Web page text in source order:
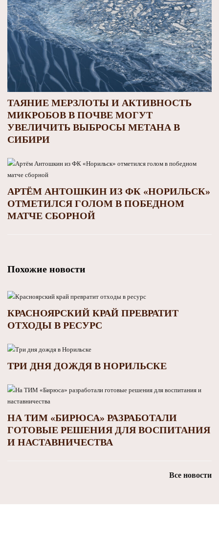
ТАЯНИЕ МЕРЗЛОТЫ И АКТИВНОСТЬ
МИКРОБОВ В ПОЧВЕ МОГУТ
УВЕЛИЧИТЬ ВЫБРОСЫ МЕТАНА В
СИБИРИ
АРТЁМ АНТОШКИН ИЗ ФК «НОРИЛЬСК»
ОТМЕТИЛСЯ ГОЛОМ В ПОБЕДНОМ
МАТЧЕ СБОРНОЙ
Похожие новости
КРАСНОЯРСКИЙ КРАЙ ПРЕВРАТИТ
ОТХОДЫ В РЕСУРС
ТРИ ДНЯ ДОЖДЯ В НОРИЛЬСКЕ
НА ТИМ «БИРЮСА» РАЗРАБОТАЛИ
ГОТОВЫЕ РЕШЕНИЯ ДЛЯ ВОСПИТАНИЯ
И НАСТАВНИЧЕСТВА
Все новости